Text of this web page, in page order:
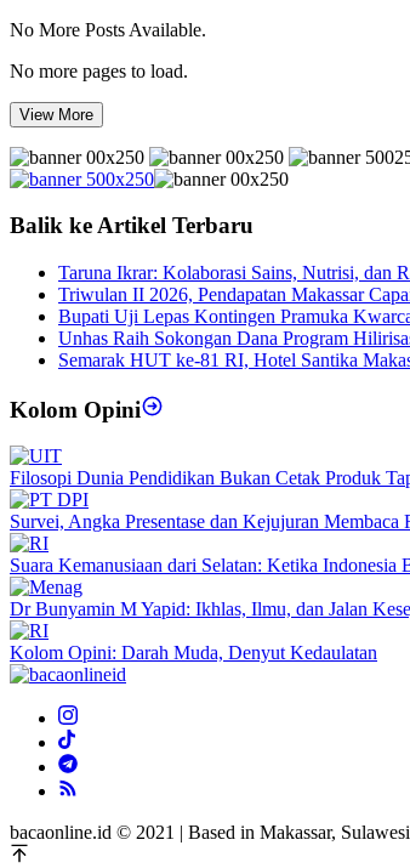
No More Posts Available.
No more pages to load.
View More
Balik ke Artikel Terbaru
Taruna Ikrar: Kolaborasi Sains, Nutrisi, dan
Triwulan II 2026, Pendapatan Makassar
Bupati Uji Lepas Kontingen Pramuka
Unhas Raih Sokongan Dana Program
Semarak HUT ke-81 RI, Hotel Santika
Kolom Opini
Filosopi Dunia Pendidikan Bukan Cetak Produk
Survei, Angka Presentase dan Kejujuran Membaca
Suara Kemanusiaan dari Selatan: Ketika
Dr Bunyamin M Yapid: Ikhlas, Ilmu, dan Jalan
Kolom Opini: Darah Muda, Denyut Kedaulatan
bacaonline.id © 2021 | Based in Makassar,